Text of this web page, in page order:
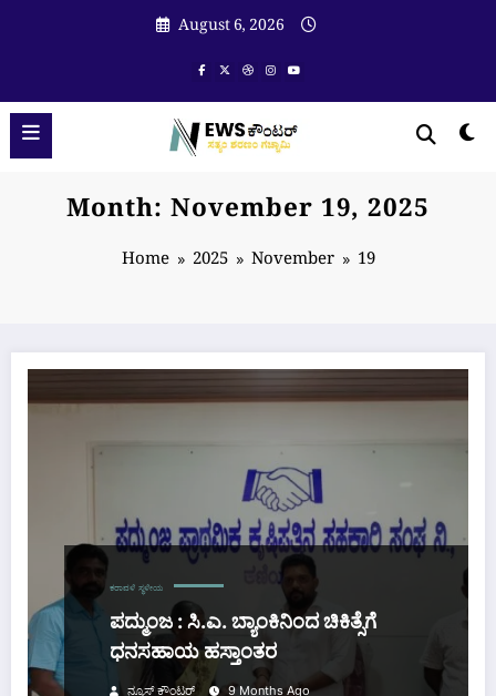
August 6, 2026
Month: November 19, 2025
Home 2025 November 19
ಕರಾವಳಿ ಸ್ಥಳೀಯ
ಪದ್ಮುಂಜ : ಸಿ.ಎ. ಬ್ಯಾಂಕಿನಿಂದ ಚಿಕಿತ್ಸೆಗೆ
ಧನಸಹಾಯ ಹಸ್ತಾಂತರ
ನ್ಯೂಸ್ ಕೌಂಟರ್ 9 Months Ago